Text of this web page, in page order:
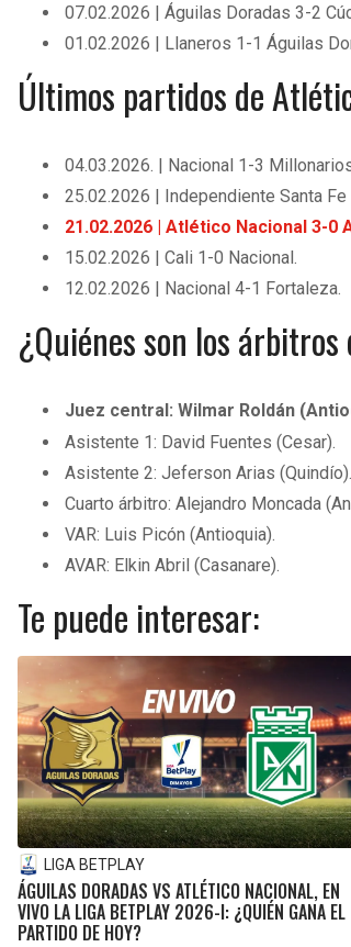
07.02.2026 | Águilas Doradas 3-2
01.02.2026 | Llaneros 1-1 Águilas
Últimos partidos de
04.03.2026. | Nacional 1-3
25.02.2026 | Independiente Santa Fe
21.02.2026 | Atlético Nacional 3-0
15.02.2026 | Cali 1-0 Nacional.
12.02.2026 | Nacional 4-1 Fortaleza.
¿Quiénes son los
Juez central: Wilmar Roldán
Asistente 1: David Fuentes (Cesar).
Asistente 2: Jeferson Arias (Quindío).
Cuarto árbitro: Alejandro Moncada
VAR: Luis Picón (Antioquia).
AVAR: Elkin Abril (Casanare).
Te puede interesar:
LIGA BETPLAY
ÁGUILAS DORADAS VS ATLÉTICO NACIONAL, EN
VIVO LA LIGA BETPLAY 2026-I: ¿QUIÉN GANA EL
PARTIDO DE HOY?